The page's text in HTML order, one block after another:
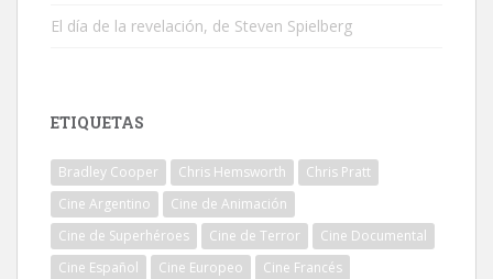
El día de la revelación, de Steven Spielberg
ETIQUETAS
Bradley Cooper Chris Hemsworth
Chris Pratt
Cine Argentino
Cine de Animación
Cine de Superhéroes
Cine de Terror
Cine Documental
Cine Español
Cine Europeo
Cine Francés